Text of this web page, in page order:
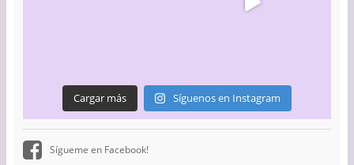
Cargar más Síguenos en Instagram
Sígueme en Facebook!